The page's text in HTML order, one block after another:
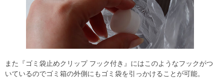
また『ゴミ袋止めクリップ フック付き』にはこのようなフックがつ
いているのでゴミ箱の外側にもゴミ袋を引っかけることが可能。